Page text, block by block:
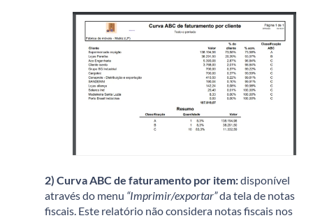
2) Curva ABC de faturamento por item:disponível
através do menu “Imprimir/exportar”da tela de notas
fiscais. Este relatório não considera notas fiscais nos